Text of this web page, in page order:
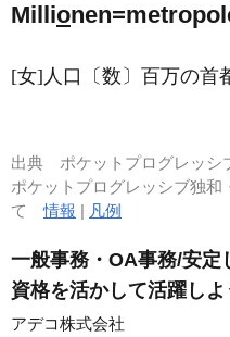
Millio
[女]人口〔数〕百万の首
出典 ポケットプログレッシ
ポケットプログレッシブ独
て情報 | 凡例
一般事務・OA事務/安定
資格を活かして活躍しよ
アデコ株式会社